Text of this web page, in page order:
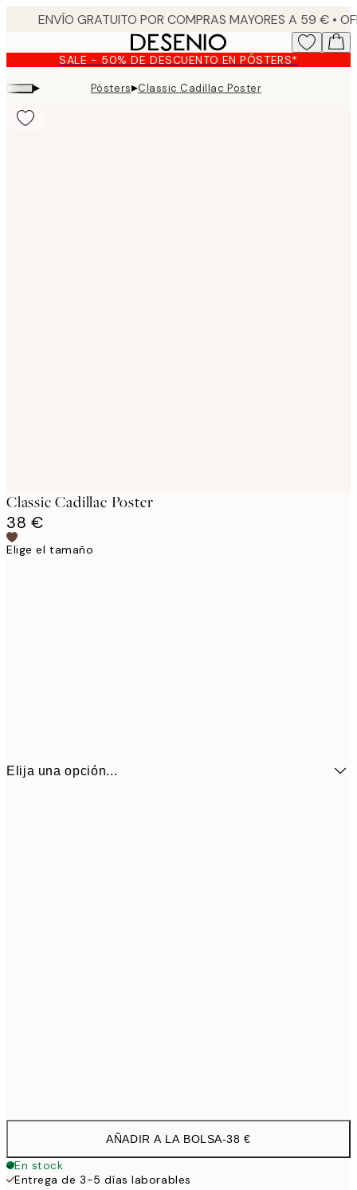
content.SALE - 50% DE DESCUENTO EN PÓSTERS*
▸ Pósters▸Classic Cadillac Poster
Classic Cadillac Poster
38 €
Elige el tamaño
Elija una opción...
AÑADIR A LA BOLSA-38 €
En stock
Entrega de 3-5 días laborables